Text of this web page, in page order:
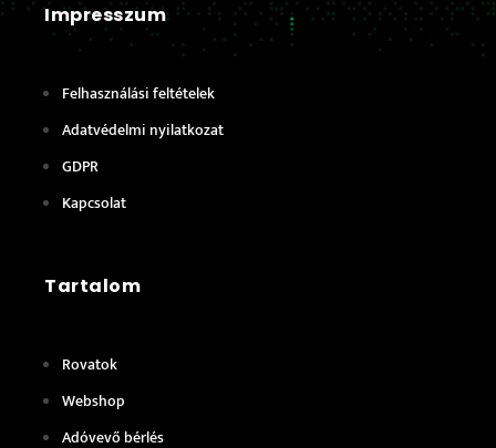
Impresszum
Felhasználási feltételek
Adatvédelmi nyilatkozat
GDPR
Kapcsolat
Tartalom
Rovatok
Webshop
Adóvevő bérlés